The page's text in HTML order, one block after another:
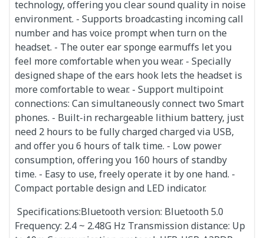
technology, offering you clear sound quality in noise
environment. - Supports broadcasting incoming call
number and has voice prompt when turn on the
headset. - The outer ear sponge earmuffs let you
feel more comfortable when you wear. - Specially
designed shape of the ears hook lets the headset is
more comfortable to wear. - Support multipoint
connections: Can simultaneously connect two Smart
phones. - Built-in rechargeable lithium battery, just
need 2 hours to be fully charged charged via USB,
and offer you 6 hours of talk time. - Low power
consumption, offering you 160 hours of standby
time. - Easy to use, freely operate it by one hand. -
Compact portable design and LED indicator.
Specifications:Bluetooth version: Bluetooth 5.0
Frequency: 2.4 ~ 2.48G Hz Transmission distance: Up